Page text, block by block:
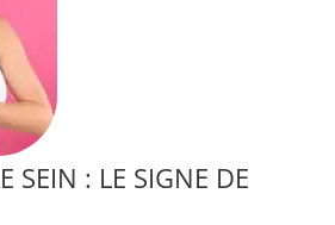
SEIN : LE SIGNE DE